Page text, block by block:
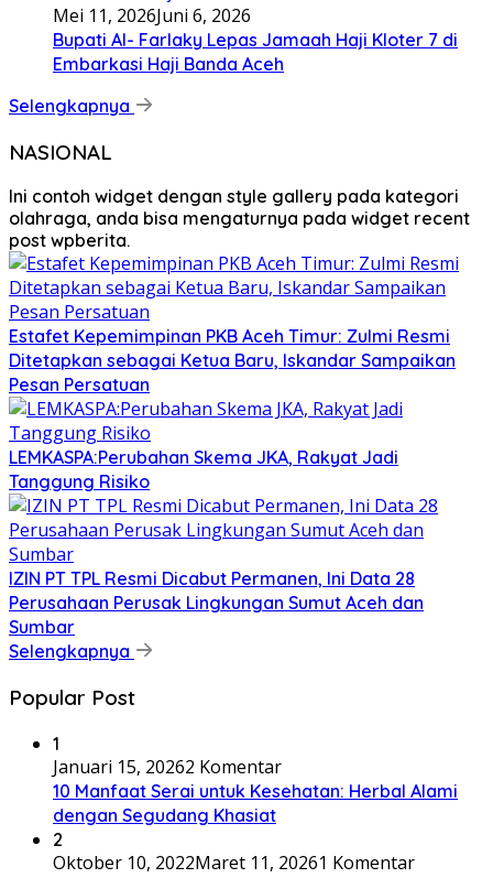
Mei 11, 2026Juni 6, 2026
Bupati Al- Farlaky Lepas Jamaah Haji Kloter 7 di
Embarkasi Haji Banda Aceh
Selengkapnya
NASIONAL
Ini contoh widget dengan style gallery pada kategori
olahraga, anda bisa mengaturnya pada widget recent
post wpberita.
Estafet Kepemimpinan PKB Aceh Timur: Zulmi Resmi
Ditetapkan sebagai Ketua Baru, Iskandar Sampaikan
Pesan Persatuan
LEMKASPA:Perubahan Skema JKA, Rakyat Jadi
Tanggung Risiko
IZIN PT TPL Resmi Dicabut Permanen, Ini Data 28
Perusahaan Perusak Lingkungan Sumut Aceh dan
Sumbar
Selengkapnya
Popular Post
1
Januari 15, 20262 Komentar
10 Manfaat Serai untuk Kesehatan: Herbal Alami
dengan Segudang Khasiat
2
Oktober 10, 2022Maret 11, 20261 Komentar